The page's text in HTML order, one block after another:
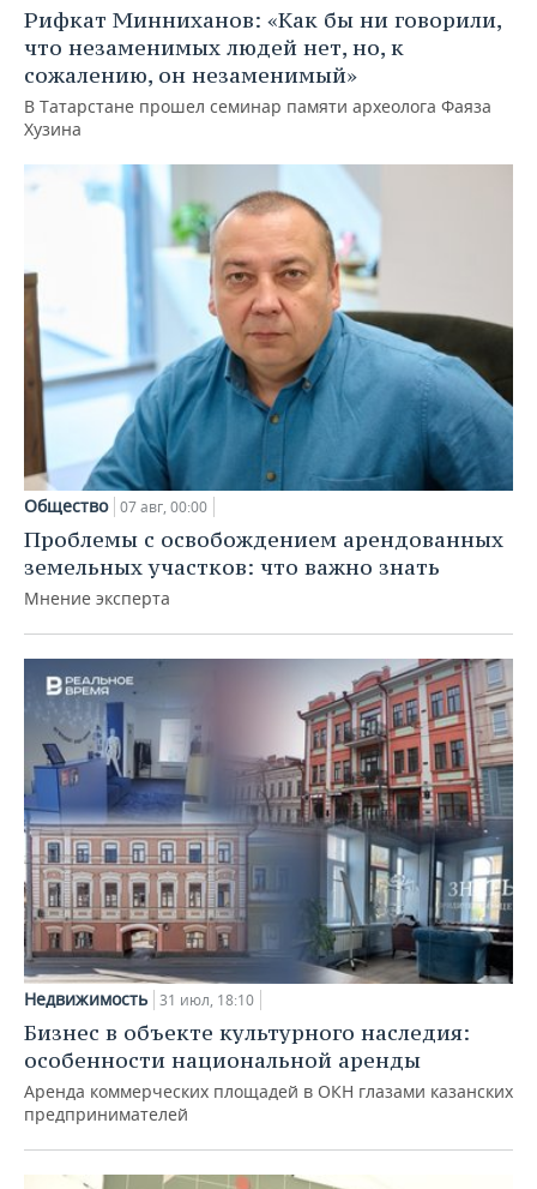
Рифкат Минниханов: «Как бы ни говорили,
что незаменимых людей нет, но, к
сожалению, он незаменимый»
В Татарстане прошел семинар памяти археолога Фаяза
Хузина
Общество 07 авг, 00:00
Проблемы с освобождением арендованных
земельных участков: что важно знать
Мнение эксперта
Недвижимость 31 июл, 18:10
Бизнес в объекте культурного наследия:
особенности национальной аренды
Аренда коммерческих площадей в ОКН глазами казанских
предпринимателей